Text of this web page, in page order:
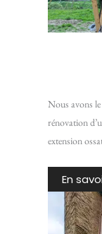
Nous avons
rénovation
extension
En